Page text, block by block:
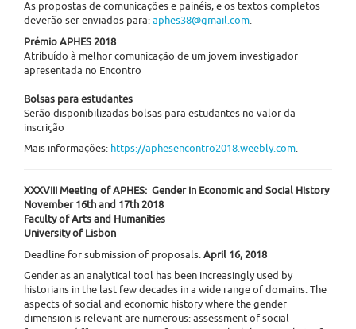
As propostas de comunicações e painéis, e os textos completos
deverão ser enviados para: aphes38@gmail.com.
Prémio APHES 2018
Atribuído à melhor comunicação de um jovem investigador
apresentada no Encontro
Bolsas para estudantes
Serão disponibilizadas bolsas para estudantes no valor da
inscrição
Mais informações: https://aphesencontro2018.weebly.com.
XXXVIII Meeting of APHES: Gender in Economic and Social History
November 16th and 17th 2018
Faculty of Arts and Humanities​
University of Lisbon
Deadline for submission of proposals: April 16, 2018
Gender as an analytical tool has been increasingly used by
historians in the last few decades in a wide range of domains. The
aspects of social and economic history where the gender
dimension is relevant are numerous: assessment of social